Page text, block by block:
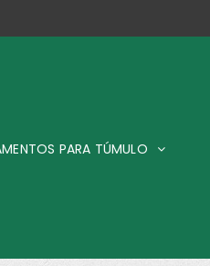
PARA TÚMULO